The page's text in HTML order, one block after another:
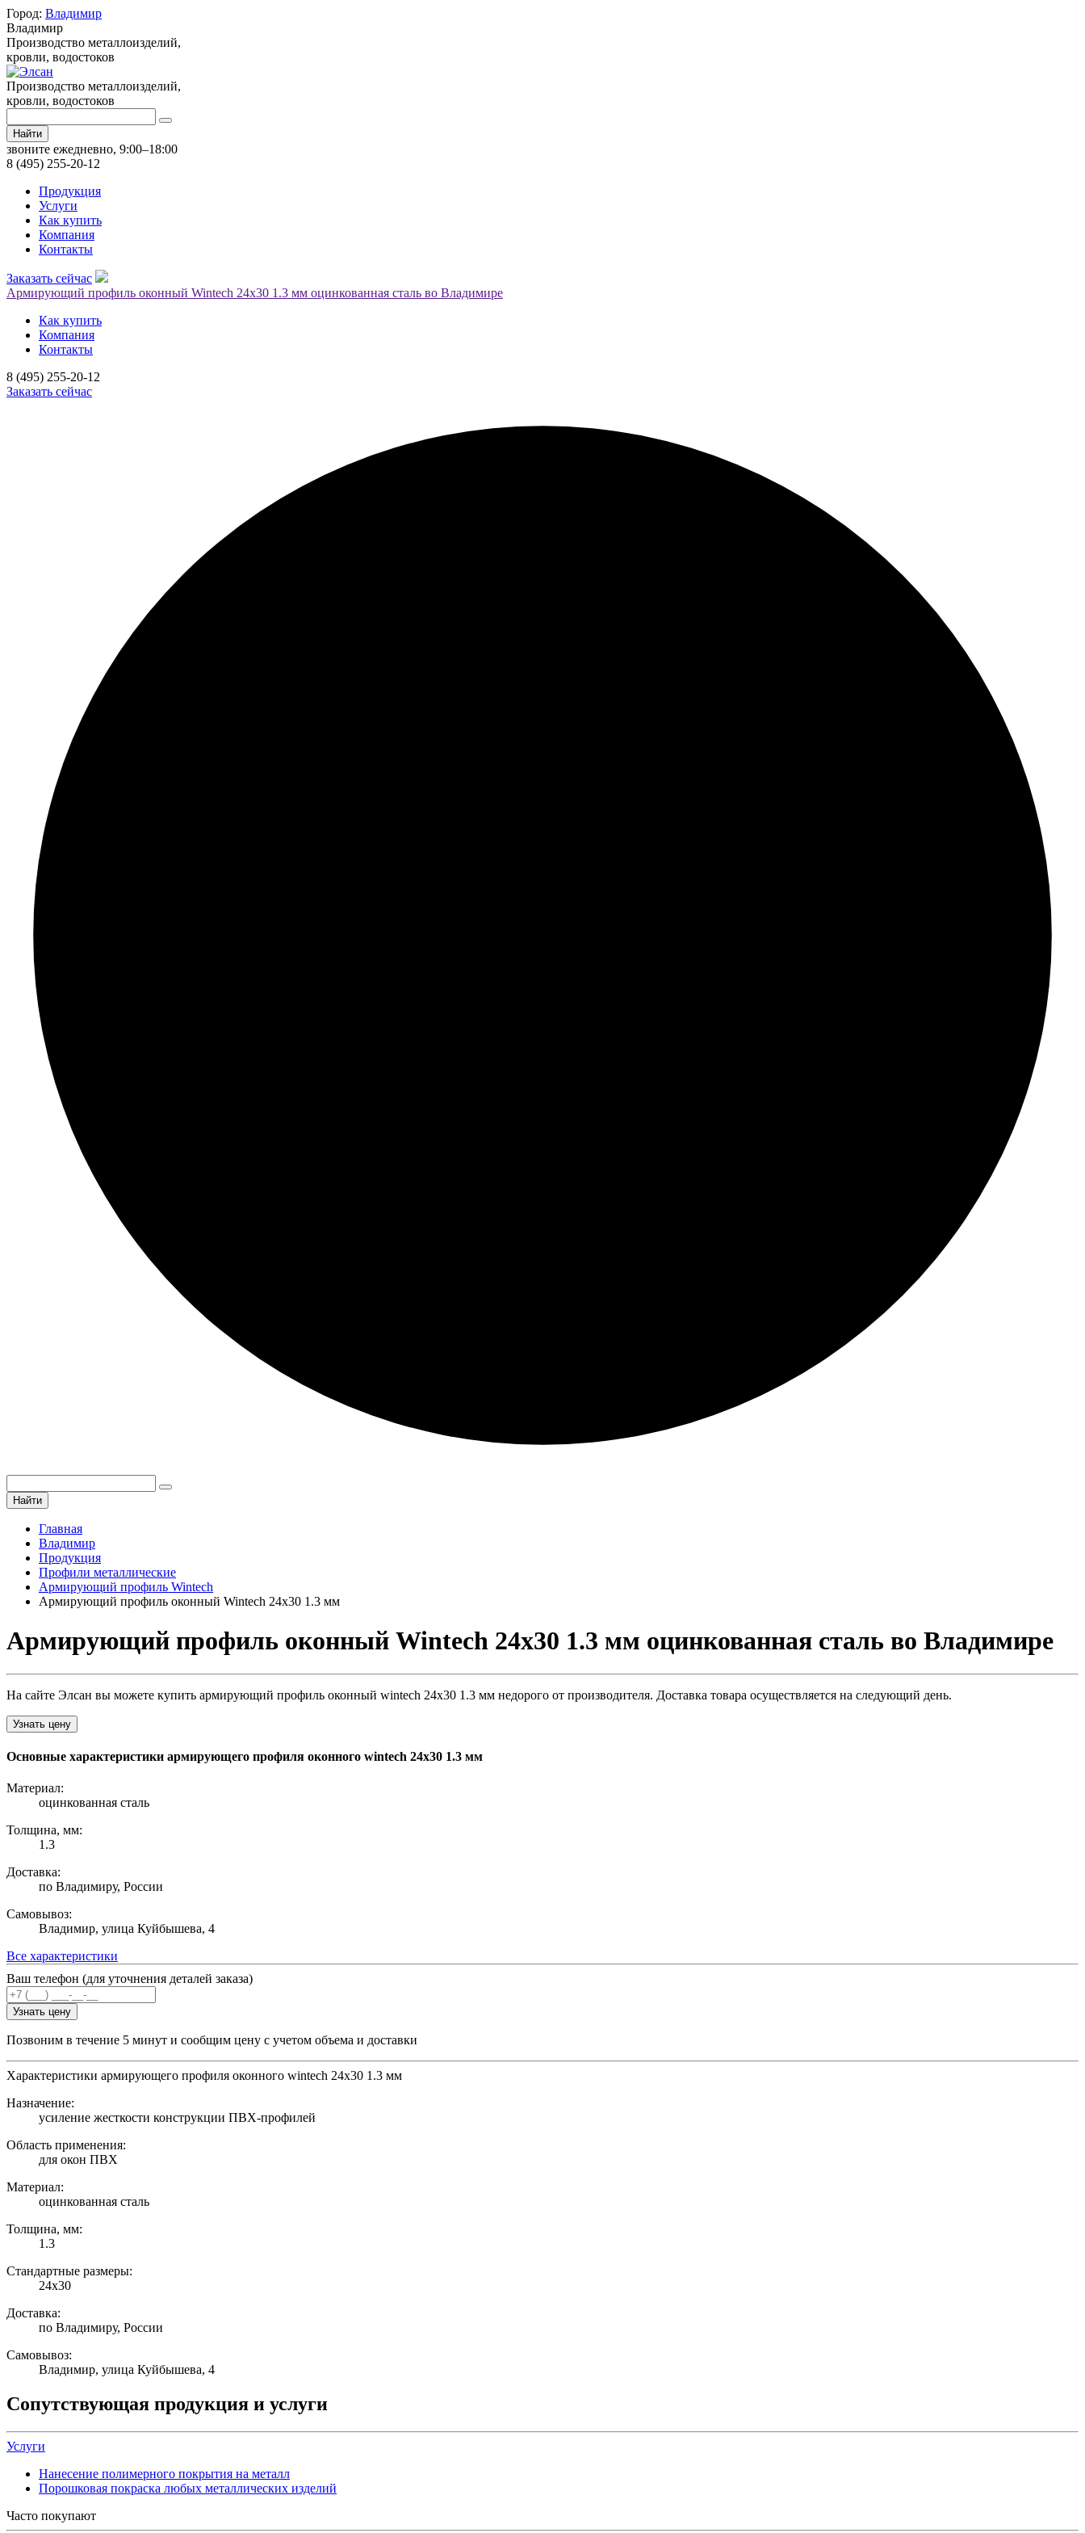
Город: Владимир
Владимир
Производство металлоизделий,
кровли, водостоков
Производство металлоизделий,
кровли, водостоков
Найти
звоните ежедневно, 9:00–18:00
8 (495) 255-20-12
Продукция
Услуги
Как купить
Компания
Контакты
Заказать сейчас
Армирующий профиль оконный Wintech 24х30 1.3 мм оцинкованная сталь во Владимире
Как купить
Компания
Контакты
8 (495) 255-20-12
Заказать сейчас
Найти
Главная
Владимир
Продукция
Профили металлические
Армирующий профиль Wintech
Армирующий профиль оконный Wintech 24х30 1.3 мм
Армирующий профиль оконный Wintech 24х30 1.3 мм оцинкованная сталь во Владимире
На сайте Элсан вы можете купить армирующий профиль оконный wintech 24х30 1.3 мм недорого от производителя. Доставка товара осуществляется на следующий день.
Узнать цену
Основные характеристики армирующего профиля оконного wintech 24х30 1.3 мм
Материал:
оцинкованная сталь
Толщина, мм:
1.3
Доставка:
по Владимиру, России
Самовывоз:
Владимир, улица Куйбышева, 4
Все характеристики
Ваш телефон (для уточнения деталей заказа)
Узнать цену
Позвоним в течение 5 минут и сообщим цену с учетом объема и доставки
Характеристики армирующего профиля оконного wintech 24х30 1.3 мм
Назначение:
усиление жесткости конструкции ПВХ-профилей
Область применения:
для окон ПВХ
Материал:
оцинкованная сталь
Толщина, мм:
1.3
Стандартные размеры:
24х30
Доставка:
по Владимиру, России
Самовывоз:
Владимир, улица Куйбышева, 4
Сопутствующая продукция и услуги
Услуги
Нанесение полимерного покрытия на металл
Порошковая покраска любых металлических изделий
Часто покупают